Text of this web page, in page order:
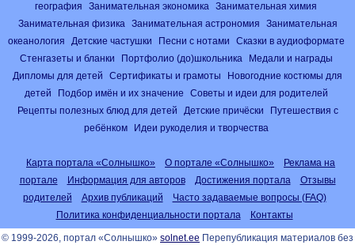
география
Занимательная экономика
Занимательная химия
Занимательная физика
Занимательная астрономия
Занимательная
океанология
Детские частушки Песни с нотами
Сказки в аудиоформате
Стенгазеты и бланки
Портфолио (до)школьника
Медали и награды
Дипломы для детей
Сертификаты и грамоты
Новогодние костюмы для
детей
Подбор имён и их значение
Советы и идеи для родителей
Рецепты полезных блюд для детей
Детские причёски
Путешествия с
ребёнком
Идеи рукоделия и творчества
Карта портала «Солнышко» О портале «Солнышко»
Реклама на
портале
Информация для авторов Достижения портала
Отзывы
родителей
Архив публикаций
Часто задаваемые вопросы (FAQ)
Политика конфиденциальности портала
Контакты
© 1999-2026, портал «Солнышко» solnet.ee Перепубликация материалов без